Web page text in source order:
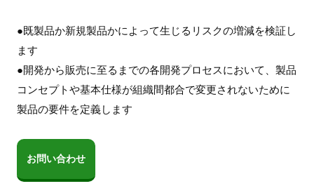
●既製品か新規製品かによって生じるリスクの増減を検証し
ます
●開発から販売に至るまでの各開発プロセスにおいて、製品
コンセプトや基本仕様が組織間都合で変更されないために
製品の要件を定義します
お問い合わせ